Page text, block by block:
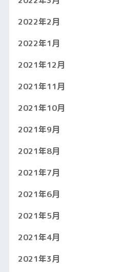
2022年2月
2022年1月
2021年12月
2021年11月
2021年10月
2021年9月
2021年8月
2021年7月
2021年6月
2021年5月
2021年4月
2021年3月